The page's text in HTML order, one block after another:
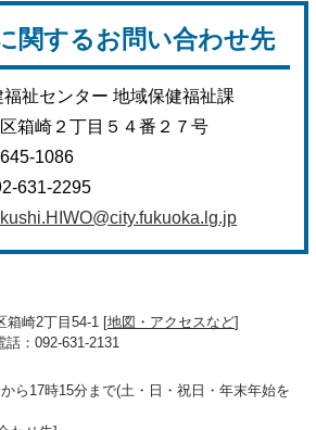
関するお問い合わせ先
祉センター 地域保健福祉課
箱崎２丁目５４番２７号
1086
631-2295
崎2丁目54-1 [地図・アクセスなど]
：092-631-2131
ら17時15分まで(土・日・祝日・年末年始を